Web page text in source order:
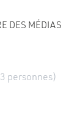
DES MÉDIAS
personnes)